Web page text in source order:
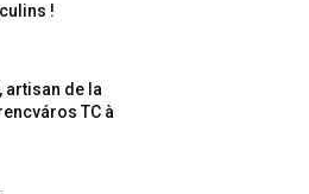
!
artisan de la
TC à